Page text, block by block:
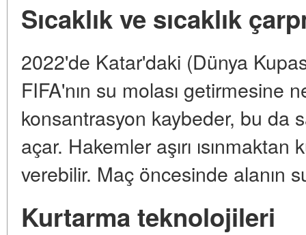
Sıcaklık ve sıcaklık
2022'de Katar'daki (Dünya
FIFA'nın su molası getirmesine
konsantrasyon kaybeder, bu da
açar. Hakemler aşırı
verebilir. Maç öncesinde alanın
Kurtarma teknolojileri